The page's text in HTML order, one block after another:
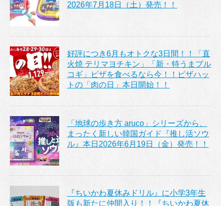
2026年7月18日（土）発売！！
好評につき6月もオトクな3日間！！「直
火焼 テリマヨチキン」「新・特うまプル
コギ」ピザを食べるなら今！！ピザハッ
トの「肉の日」本日開始！！
「地球の歩き方 aruco」シリーズから、
まったく新しい韓国ガイド『推し活ソウ
ル』本日2026年6月19日（金）発売！！
『ちいかわ夏休みドリル』に小学3年生
版も新たに仲間入り！！『ちいかわ夏休